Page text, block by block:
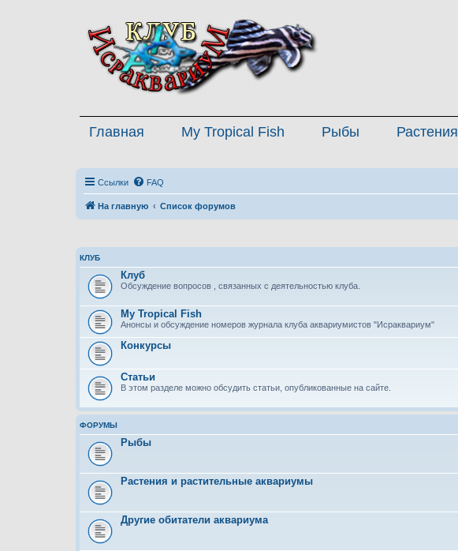
Главная My Tropical Fish Рыбы Растения
Ссылки FAQ
На главную Список форумов
КЛУБ
Клуб
Обсуждение вопросов , связанных с деятельностью клуба.
My Tropical Fish
Анонсы и обсуждение номеров журнала клуба аквариумистов "Исраквариум"
Конкурсы
Статьи
В этом разделе можно обсудить статьи, опубликованные на сайте.
ФОРУМЫ
Рыбы
Растения и растительные аквариумы
Другие обитатели аквариума